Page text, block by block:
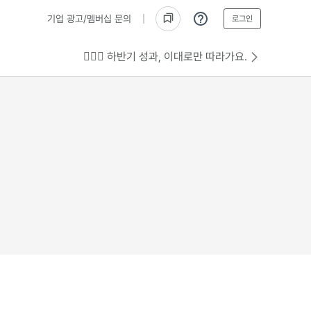
기업 광고/멤버십 문의 로그인
💁🏻‍♂️ 하반기 성과, 이대로만 따라가요.